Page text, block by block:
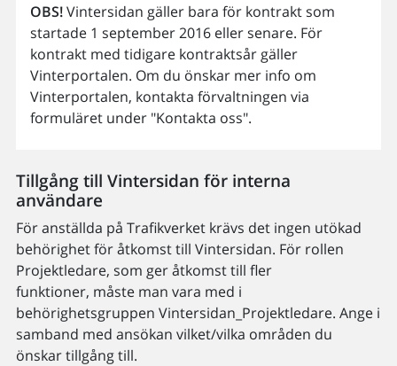
OBS!Vintersidan gäller bara för kontrakt som
startade 1 september 2016 eller senare. För
kontrakt med tidigare kontraktsår gäller
Vinterportalen. Om du önskar mer info om
Vinterportalen, kontakta förvaltningen via
formuläret under "Kontakta oss".
Tillgång till Vintersidan för interna
användare
För anställda på Trafikverket krävs det ingen utökad
behörighet för åtkomst till Vintersidan. För rollen
Projektledare, som ger åtkomst till fler
funktioner, måste man vara med i
behörighetsgruppen Vintersidan_Projektledare. Ange i
samband med ansökan vilket/vilka områden du
önskar tillgång till.